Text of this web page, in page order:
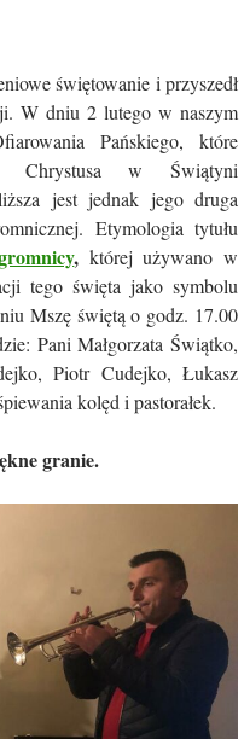
świętowanie i przyszedł
W dniu 2 lutego w naszym
Pańskiego, które
Chrystusa w Świątyni
jest jednak jego druga
Etymologia tytułu
, której używano w
tego święta jako symbolu
Mszę świętą o godz. 17.00
Pani Małgorzata Świątko,
Piotr Cudejko, Łukasz
kolęd i pastorałek.
granie.